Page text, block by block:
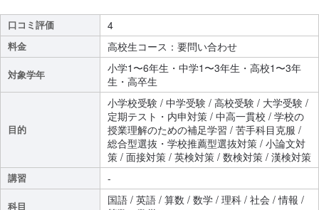
口コミ評価 4
料金 高校生コース：要問い合わせ
対象学年
小学1〜6年生・中学1〜3年生・高校1〜3年
生・高卒生
目的
小学校受験 / 中学受験 / 高校受験 / 大学受験 /
定期テスト・内申対策 / 中高一貫校 / 学校の
授業理解のための補足学習 / 苦手科目克服 /
総合型選抜・学校推薦型選抜対策 / 小論文対
策 / 面接対策 / 英検対策 / 数検対策 / 漢検対策
講習 -
科目
国語 / 英語 / 算数 / 数学 / 理科 / 社会 / 情報 /